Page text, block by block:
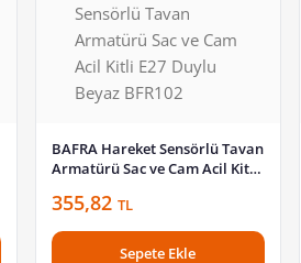
BAFRA Hareket Sensörlü Tavan
Armatürü Sac ve Cam Acil Kitli
355,82 TL
Sepete Ekle